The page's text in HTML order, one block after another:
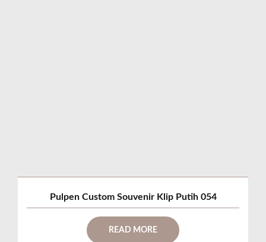
Pulpen Custom Souvenir Klip Putih 054
READ MORE